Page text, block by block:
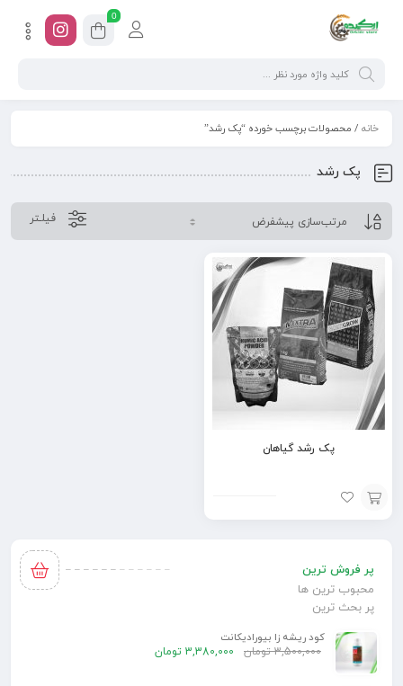
0
خانه / محصولات برچسب خورده “پک رشد”
پک رشد
فیلـتر
پک رشد گیاهان
افزودن
سبد
پر فروش ترین
محبوب ترین ها
پر بحث ترین
کود ریشه زا بیورادیکانت
3,500,000 تومان 3,380,000 تومان